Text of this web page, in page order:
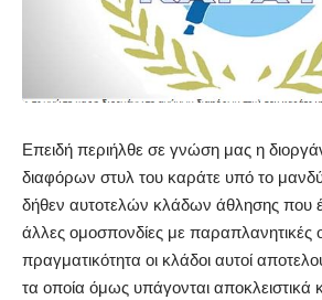
Επειδή περιήλθε σε γνώση μας η
διαφόρων στυλ του καράτε υπό το
δήθεν αυτοτελών κλάδων άθλησης που
άλλες ομοσπονδίες με παραπλανητικές
πραγματικότητα οι κλάδοι αυτοί
τα οποία όμως υπάγονται αποκλειστικά